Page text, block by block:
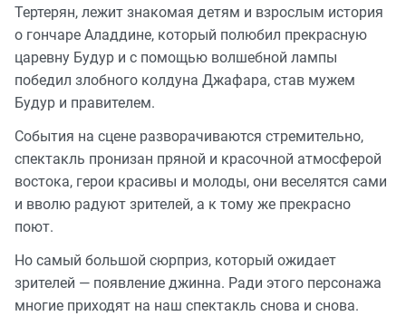
Тертерян, лежит знакомая детям и взрослым история
о гончаре Аладдине, который полюбил прекрасную
царевну Будур и с помощью волшебной лампы
победил злобного колдуна Джафара, став мужем
Будур и правителем.
События на сцене разворачиваются стремительно,
спектакль пронизан пряной и красочной атмосферой
востока, герои красивы и молоды, они веселятся сами
и вволю радуют зрителей, а к тому же прекрасно
поют.
Но самый большой сюрприз, который ожидает
зрителей — появление джинна. Ради этого персонажа
многие приходят на наш спектакль снова и снова.